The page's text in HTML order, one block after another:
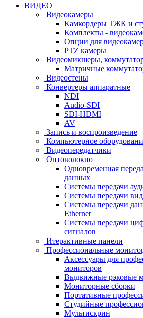
ВИДЕО
Видеокамеры
Камкордеры ТЖК и
Комплекты -
Опции для
PTZ камеры
Видеомикшеры,
Матричные
Видеостены
Конвертеры аппаратные
NDI
Audio-SDI
SDI-HDMI
AV
Запись и воспроизведение
Компьютерное
Видеопередатчики
Оптоволокно
Одновременная
данных
Системы передачи
Системы передачи
Системы передачи
Ethernet
Системы передачи
сигналов
Итерактивные панели
Профессиональные
Аксессуары для
мониторов
Выдвижные рэковые
Мониторные сборки
Портативные
Студийные
Мультискрин